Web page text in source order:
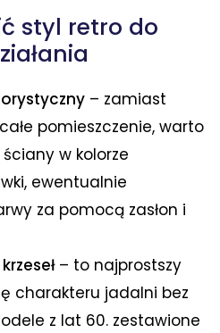
styl retro do
– zamiast
pomieszczenie, warto
w kolorze
ewentualnie
za pomocą zasłon i
– to najprostszy
charakteru jadalni bez
z lat 60. zestawione